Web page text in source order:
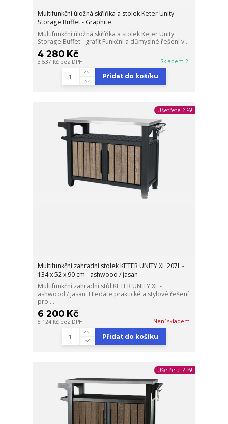
Multifunkční úložná skříňka a stolek Keter Unity
Storage Buffet - Graphite
Multifunkční úložná skříňka a stolek Keter Unity
Storage Buffet - grafit Funkční a důmyslné řešení v...
4 280 Kč
3 537 Kč bez DPH Skladem 2
Přidat do košíku
Ušetřete 2 %!
Multifunkční zahradní stolek KETER UNITY XL 207L -
134 x 52 x 90 cm - ashwood / jasan
Multifunkční zahradní stůl KETER UNITY XL -
ashwood / jasan Hledáte praktické a stylové řešení
pro ...
6 200 Kč
5 124 Kč bez DPH Není skladem
Přidat do košíku
Ušetřete 2 %!